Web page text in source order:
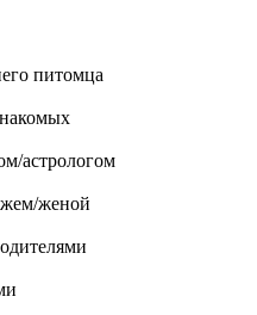
питомца
астрологом
женой